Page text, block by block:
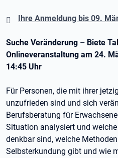
Ihre Anmeldung bis 09.
Suche Veränderung – Biete
Onlineveranstaltung am 24.
14:45 Uhr
Für Personen, die mit ihrer
unzufrieden sind und sich
Berufsberatung für
Situation analysiert und
denkbar sind, welche
Selbsterkundung gibt und wie